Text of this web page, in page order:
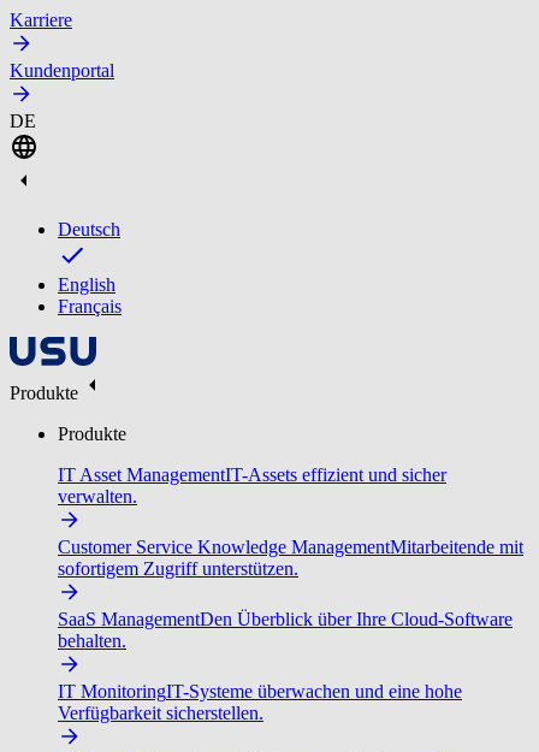
Karriere
Kundenportal
DE
Deutsch
English
Français
Produkte
Produkte
IT Asset ManagementIT-Assets effizient und sicher
verwalten.
Customer Service Knowledge ManagementMitarbeitende mit
sofortigem Zugriff unterstützen.
SaaS ManagementDen Überblick über Ihre Cloud-Software
behalten.
IT MonitoringIT-Systeme überwachen und eine hohe
Verfügbarkeit sicherstellen.